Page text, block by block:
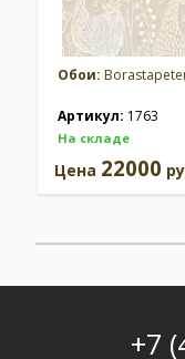
Обои:
Артикул: 1763
На складе
Цена 22000
+7